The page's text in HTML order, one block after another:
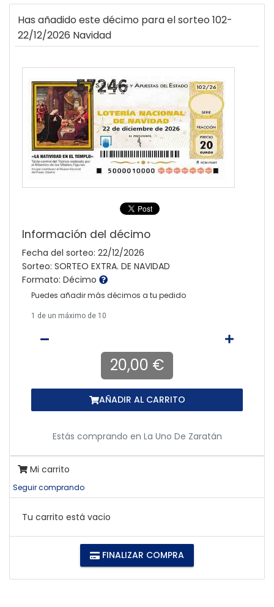
Has añadido este décimo para el sorteo 102-
22/12/2026 Navidad
Información del décimo
Fecha del sorteo: 22/12/2026
Sorteo: SORTEO EXTRA. DE NAVIDAD
Formato: Décimo
Puedes añadir más décimos a tu pedido
1 de un máximo de 10
20,00 €
AÑADIR AL CARRITO
Estás comprando en La Uno De Zaratán
Mi carrito
Seguir comprando
Tu carrito está vacio
FINALIZAR COMPRA